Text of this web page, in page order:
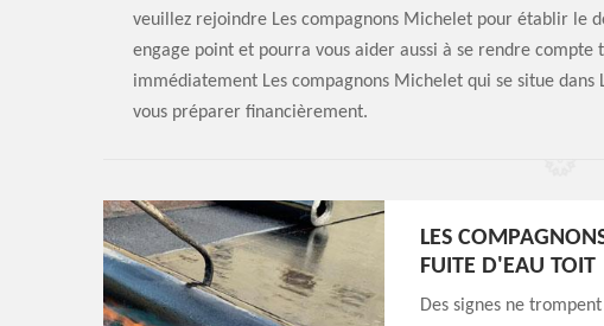
veuillez rejoindre Les compagnons Michelet pour établir le
engage point et pourra vous aider aussi à se rendre compte
immédiatement Les compagnons Michelet qui se situe dans
vous préparer financièrement.
LES
FUITE D'EAU TOIT
Des signes ne